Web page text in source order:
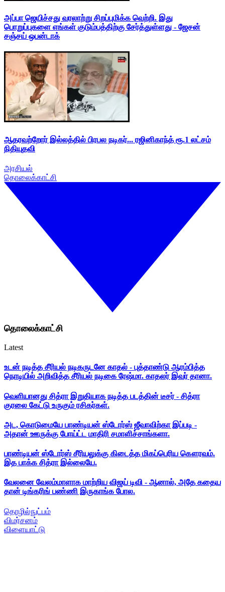
அப்பா ஜெயிச்சது வரலாற்று சிறப்புமிக்க வெற்றி. இது
பொறுப்புகளை எங்கள் குடும்பத்திற்கு சேர்த்துள்ளது - ஜேசன்
சஞ்சய் ஒபன்டாக்
ஆதரவற்றோர் இல்லத்தில் பிரபல நடிகர்... ரஜினிகாந்த் ரூ.1 லட்சம்
நிதியுதவி
அரசியல்
தொலைக்காட்சி
தொலைக்காட்சி
Latest
உடன் நடித்த சீரியல் நடிகருடனே காதல் - புத்தாண்டு ஆரம்பித்த
நொடியில் அறிவித்த சீரியல் நடிகை ரேஷ்மா. காதலர் இவர் தானா.
வெளியானது சித்ரா இறுதியாக நடித்த படத்தின் டீசர் - சித்ரா
குரலை கேட்டு உருகும் ரசிகர்கள்.
அட, கொடுமையே பாண்டியன் ஸ்டோர்ஸ் ஜீவாவிற்கா இப்படி -
அதான் ஊருக்கு போய்ட்ட மாதிரி சமாளிச்சாங்களா.
பாண்டியன் ஸ்டோர்ஸ் சீரியலுக்கு கிடைத்த மிகப்பெரிய கௌரவம்.
இத பாக்க சித்ரா இல்லையே.
வேலனை வேலம்மாளாக மாற்றிய விஜய் டிவி - ஆனால், அதே கதைய
தான் டிங்கரிங் பண்ணி இருகாங்க போல.
தொழில்நுட்பம்
விமர்சனம்
விளையாட்டு